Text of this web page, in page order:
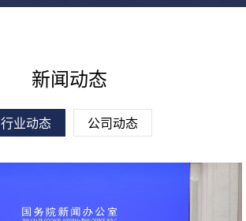
新闻动态
行业动态 公司动态